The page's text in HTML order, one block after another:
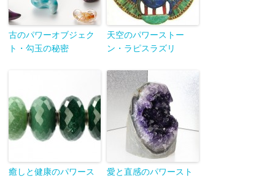
古のパワーオブジェク
ト・勾玉の秘密
天空のパワーストー
ン・ラピスラズリ
癒しと健康のパワース
愛と直感のパワースト